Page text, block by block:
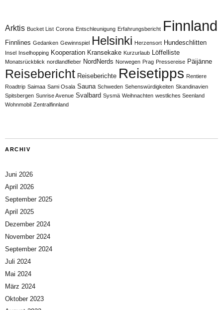
Arktis Bucket List Corona Entschleunigung Erfahrungsbericht Finnland
Finnlines Gedanken Gewinnspiel Helsinki Herzensort Hundeschlitten
Insel Inselhopping Kooperation Kransekake Kurzurlaub Löffelliste
Monatsrückblick nordlandfieber NordNerds Norwegen Prag Pressereise Päijänne
Reisebericht Reiseberichte Reisetipps Rentiere
Roadtrip Saimaa Sami Osala Sauna Schweden Sehenswürdigkeiten Skandinavien
Spitsbergen Sunrise Avenue Svalbard Sysmä Weihnachten westliches Seenland
Wohnmobil Zentralfinnland
ARCHIV
Juni 2026
April 2026
September 2025
April 2025
Dezember 2024
November 2024
September 2024
Juli 2024
Mai 2024
März 2024
Oktober 2023